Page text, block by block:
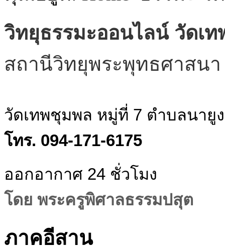
วิทยุธรรมะออนไลน์ วัดเ
สถานีวิทยุพระพุทธศาสนา
วัดเทพชุมพล หมู่ที่ 7 ตำบลนายู
โทร. 094-171-6175
ออกอากาศ 24 ชั่วโมง
โดย พระครูพิศาลธรรมปสุต
ภาคอีสาน